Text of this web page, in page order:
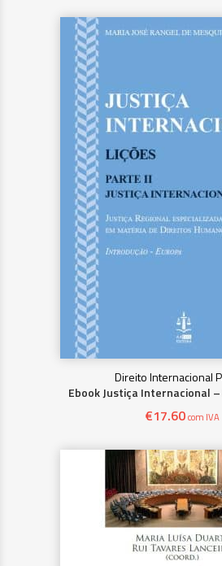
Direito Internacional
Ebook Justiça Internacional
€17.60com IVA